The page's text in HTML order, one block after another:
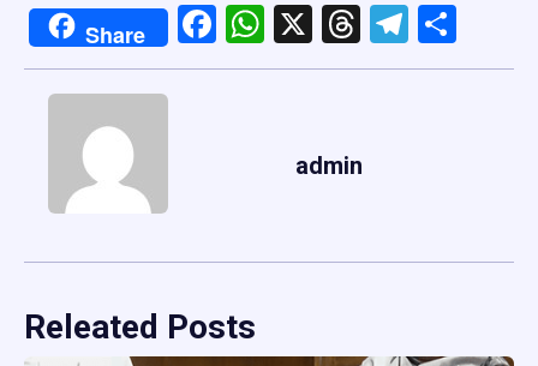
Share Facebook
WhatsApp
X Threads
admin
Releated Posts